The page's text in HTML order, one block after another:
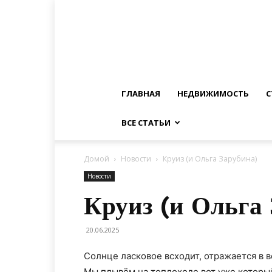
ГЛАВНАЯ НЕДВИЖИМОСТЬ
ВСЕ СТАТЬИ
Домой Новости Круиз (и Ольга Зарубина)
Новости
Круиз (и Ольга
20.06.2025
Солнце ласковое всходит, отражается в